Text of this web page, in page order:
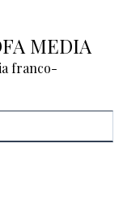
MEDIA
franco-